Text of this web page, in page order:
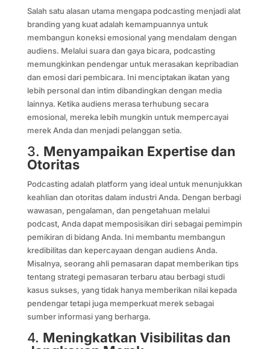
Salah satu alasan utama mengapa podcasting menjadi alat
branding yang kuat adalah kemampuannya untuk
membangun koneksi emosional yang mendalam dengan
audiens. Melalui suara dan gaya bicara, podcasting
memungkinkan pendengar untuk merasakan kepribadian
dan emosi dari pembicara. Ini menciptakan ikatan yang
lebih personal dan intim dibandingkan dengan media
lainnya. Ketika audiens merasa terhubung secara
emosional, mereka lebih mungkin untuk mempercayai
merek Anda dan menjadi pelanggan setia.
3. Menyampaikan Expertise dan
Otoritas
Podcasting adalah platform yang ideal untuk menunjukkan
keahlian dan otoritas dalam industri Anda. Dengan berbagi
wawasan, pengalaman, dan pengetahuan melalui
podcast, Anda dapat memposisikan diri sebagai pemimpin
pemikiran di bidang Anda. Ini membantu membangun
kredibilitas dan kepercayaan dengan audiens Anda.
Misalnya, seorang ahli pemasaran dapat memberikan tips
tentang strategi pemasaran terbaru atau berbagi studi
kasus sukses, yang tidak hanya memberikan nilai kepada
pendengar tetapi juga memperkuat merek sebagai
sumber informasi yang berharga.
4. Meningkatkan Visibilitas dan